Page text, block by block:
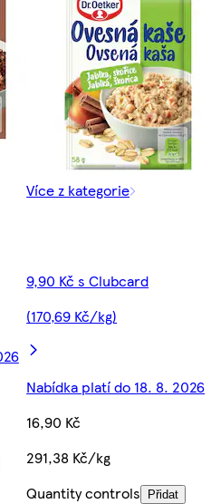
Více z kategorie
9,90 Kč s Clubcard
(170,69 Kč/kg)
Nabídka platí do 18. 8. 2026
16,90 Kč
291,38 Kč/kg
Quantity controls
Přidat